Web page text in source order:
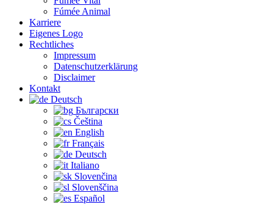
Fúmée Animal
Karriere
Eigenes Logo
Rechtliches
Impressum
Datenschutzerklärung
Disclaimer
Kontakt
Deutsch
Български
Čeština‎
English
Français
Deutsch
Italiano
Slovenčina
Slovenščina
Español